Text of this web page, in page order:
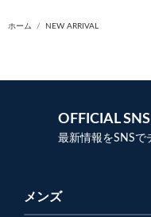
ホーム NEW ARRIVAL
OFFICIAL SNS
最新情報をSNSで
メンズ